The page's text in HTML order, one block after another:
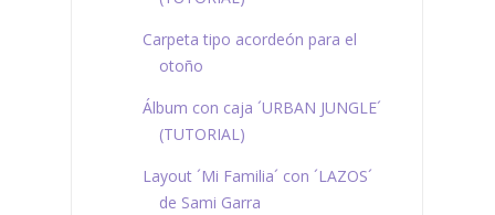
Carpeta tipo acordeón para el
otoño
Álbum con caja ´URBAN JUNGLE´
(TUTORIAL)
Layout ´Mi Familia´ con ´LAZOS´
de Sami Garra